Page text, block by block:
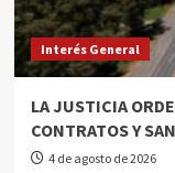
Interés General
LA JUSTICIA
CONTRATOS Y
4 de agosto de 2026